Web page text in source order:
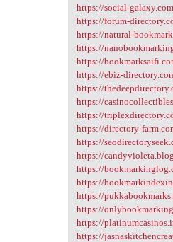
https://social-
https://forum-
https://natural-
https://
https://
https://ebiz-
https://
https://
https://
https://directory-
https://
https://
https://
https://
https://
https://
https://
https://